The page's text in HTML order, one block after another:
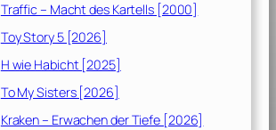
Traffic – Macht des Kartells [2000]
Toy Story 5 [2026]
H wie Habicht [2025]
To My Sisters [2026]
Kraken – Erwachen der Tiefe [2026]